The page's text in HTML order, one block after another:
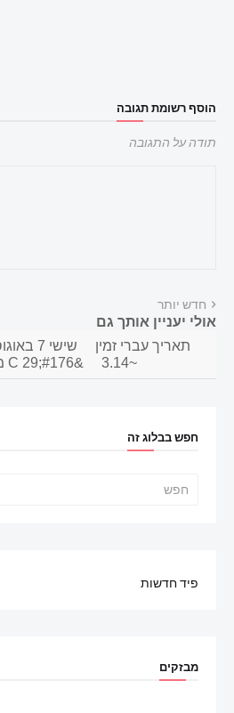
הוסף רשומת תגובה
תודה על התגובה
חדש יותר
אולי יעניין אותך גם
תאריך עברי זמין שישי 7 באוגוסט 2026
~3.14
&#176;C 29 מעונן חלקית
חפש בבלוג זה
פיד חדשות
מבזקים